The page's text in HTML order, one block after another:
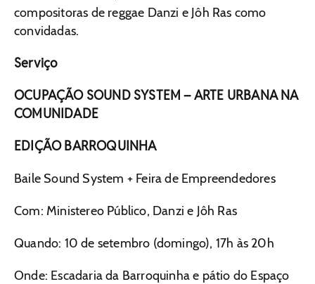
compositoras de reggae Danzi e Jôh Ras como
convidadas.
Serviço
OCUPAÇÃO SOUND SYSTEM – ARTE URBANA NA
COMUNIDADE
EDIÇÃO BARROQUINHA
Baile Sound System + Feira de Empreendedores
Com: Ministereo Público, Danzi e Jôh Ras
Quando: 10 de setembro (domingo), 17h às 20h
Onde: Escadaria da Barroquinha e pátio do Espaço